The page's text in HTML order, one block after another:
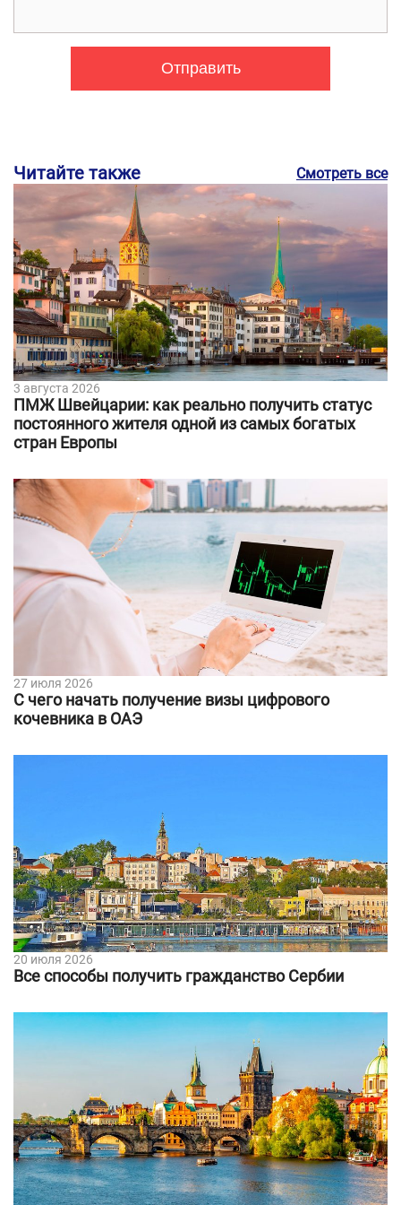
Читайте также Смотреть все
3 августа 2026
ПМЖ Швейцарии: как реально получить статус
постоянного жителя одной из самых богатых
стран Европы
27 июля 2026
С чего начать получение визы цифрового
кочевника в ОАЭ
20 июля 2026
Все способы получить гражданство Сербии